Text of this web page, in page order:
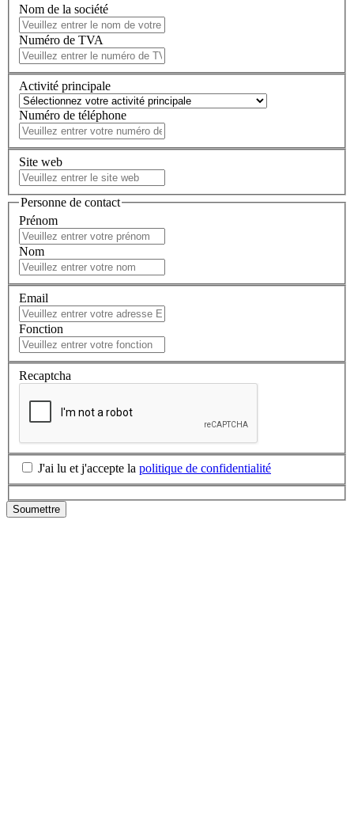
Nom de la société
Numéro de TVA
Activité principale
Numéro de téléphone
Site web
Personne de contact
Prénom
Nom
Email
Fonction
Recaptcha
J'ai lu et j'accepte la politique de confidentialité